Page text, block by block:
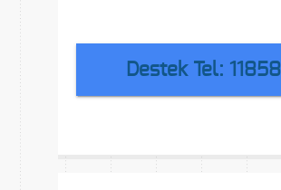
Destek Tel: 11858